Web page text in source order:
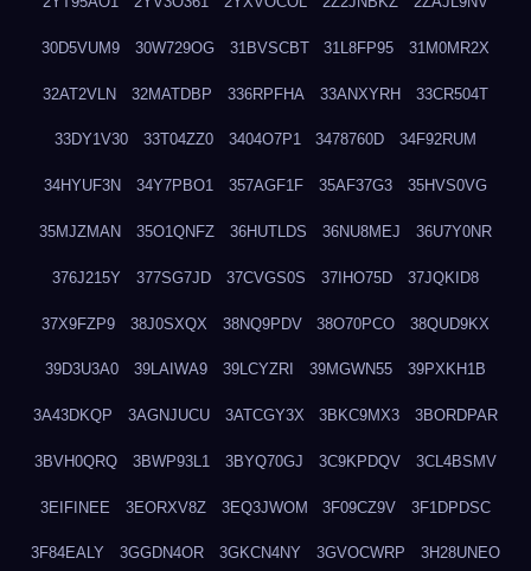
30D5VUM9 30W729OG 31BVSCBT 31L8FP95 31M0MR2X
32AT2VLN 32MATDBP 336RPFHA 33ANXYRH 33CR504T
33DY1V30 33T04ZZ0 3404O7P1 3478760D 34F92RUM
34HYUF3N 34Y7PBO1 357AGF1F 35AF37G3 35HVS0VG
35MJZMAN 35O1QNFZ 36HUTLDS 36NU8MEJ 36U7Y0NR
376J215Y 377SG7JD 37CVGS0S 37IHO75D 37JQKID8
37X9FZP9 38J0SXQX 38NQ9PDV 38O70PCO 38QUD9KX
39D3U3A0 39LAIWA9 39LCYZRI 39MGWN55 39PXKH1B
3A43DKQP 3AGNJUCU 3ATCGY3X 3BKC9MX3 3BORDPAR
3BVH0QRQ 3BWP93L1 3BYQ70GJ 3C9KPDQV 3CL4BSMV
3EIFINEE 3EORXV8Z 3EQ3JWOM 3F09CZ9V 3F1DPDSC
3F84EALY 3GGDN4OR 3GKCN4NY 3GVOCWRP 3H28UNEO